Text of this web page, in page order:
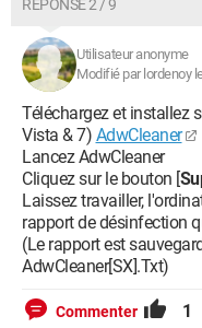
RÉPONSE 2 / 9
Utilisateur anonyme
Modifié par lordenoy
Téléchargez et installez
Vista & 7) AdwCleaner
Lancez AdwCleaner
Cliquez sur le bouton [
Laissez travailler,
rapport de désinfection
(Le rapport est
AdwCleaner[SX].Txt)
Commenter 1